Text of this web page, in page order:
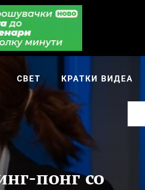
СВЕТ КРАТКИ ВИДЕА
понг со